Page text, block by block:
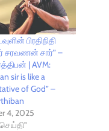
பிரதிநிதி
சரவணன் சார்” –
| AVM:
sir is like a
of God” –
4, 2025
செய்தி"